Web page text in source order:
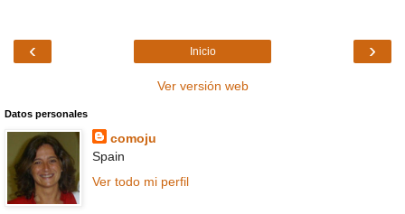
‹ ›
Inicio
Ver versión web
Datos personales
comoju
Spain
Ver todo mi perfil